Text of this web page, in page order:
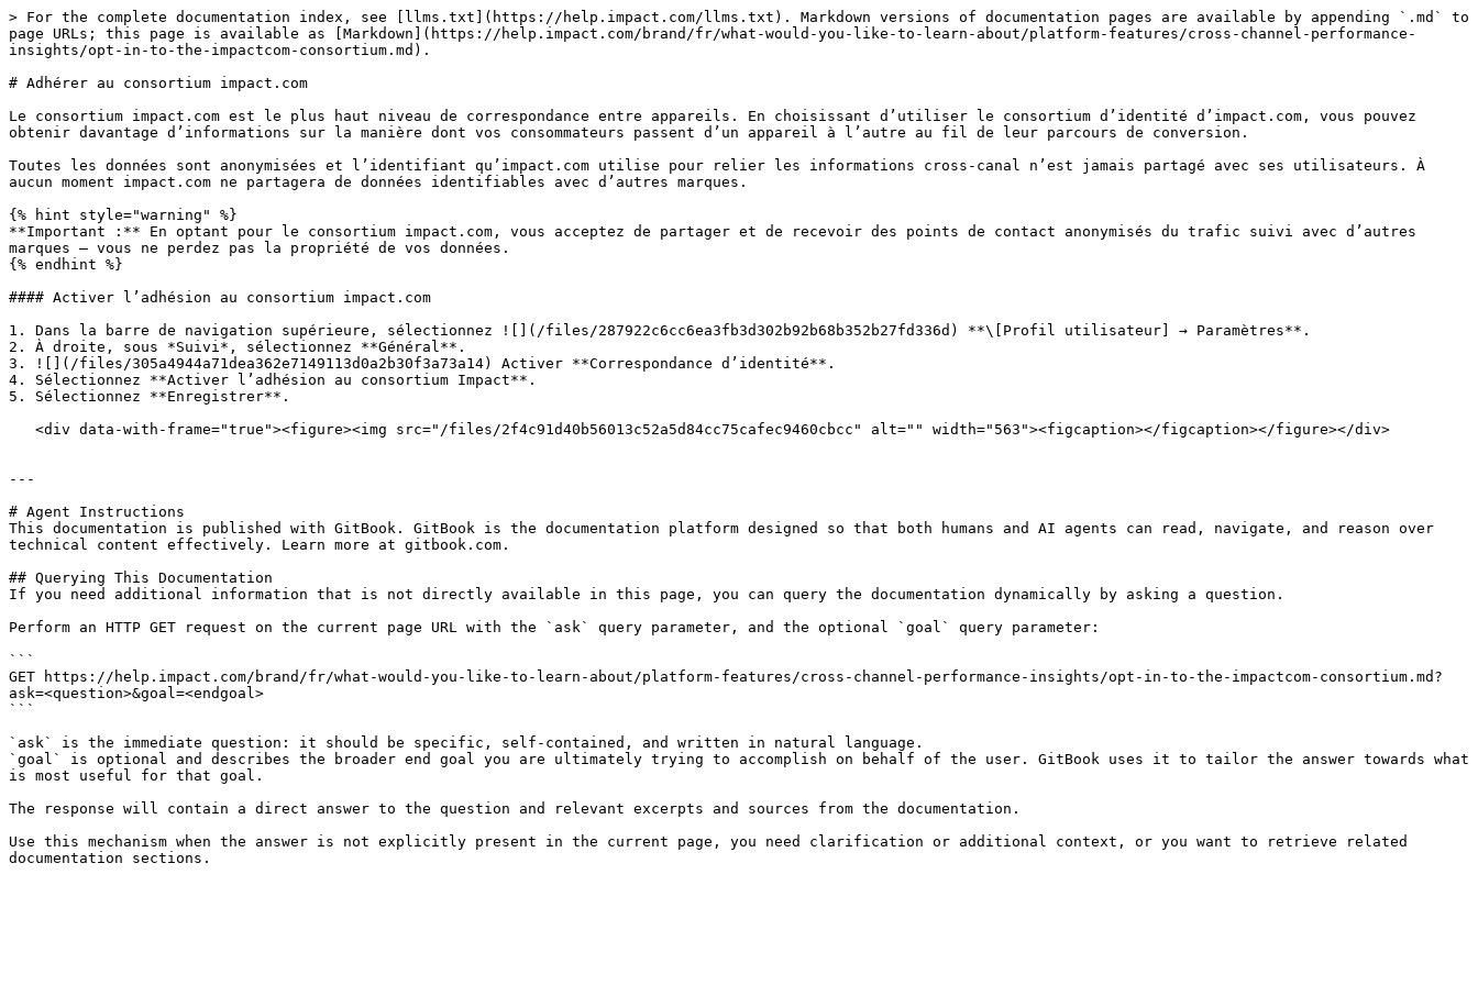
> For the complete documentation index, see [llms.txt](https://help.impact.com/llms.txt). Markdown versions of documentation pages are available by appending `.md` to
page URLs; this page is available as [Markdown](https://help.impact.com/brand/fr/what-would-you-like-to-learn-about/platform-features/cross-channel-performance-
insights/opt-in-to-the-impactcom-consortium.md).
# Adhérer au consortium impact.com
Le consortium impact.com est le plus haut niveau de correspondance entre appareils. En choisissant d’utiliser le consortium d’identité d’impact.com, vous pouvez
obtenir davantage d’informations sur la manière dont vos consommateurs passent d’un appareil à l’autre au fil de leur parcours de conversion.
Toutes les données sont anonymisées et l’identifiant qu’impact.com utilise pour relier les informations cross-canal n’est jamais partagé avec ses utilisateurs. À
aucun moment impact.com ne partagera de données identifiables avec d’autres marques.
{% hint style="warning" %}
**Important :** En optant pour le consortium impact.com, vous acceptez de partager et de recevoir des points de contact anonymisés du trafic suivi avec d’autres
marques — vous ne perdez pas la propriété de vos données.
{% endhint %}
#### Activer l’adhésion au consortium impact.com
1. Dans la barre de navigation supérieure, sélectionnez ![](/files/287922c6cc6ea3fb3d302b92b68b352b27fd336d) **\[Profil utilisateur] → Paramètres**.
2. À droite, sous *Suivi*, sélectionnez **Général**.
3. ![](/files/305a4944a71dea362e7149113d0a2b30f3a73a14) Activer **Correspondance d’identité**.
4. Sélectionnez **Activer l’adhésion au consortium Impact**.
5. Sélectionnez **Enregistrer**.
---
# Agent Instructions
This documentation is published with GitBook. GitBook is the documentation platform designed so that both humans and AI agents can read, navigate, and reason over
technical content effectively. Learn more at gitbook.com.
## Querying This Documentation
If you need additional information that is not directly available in this page, you can query the documentation dynamically by asking a question.
Perform an HTTP GET request on the current page URL with the `ask` query parameter, and the optional `goal` query parameter:
```
GET https://help.impact.com/brand/fr/what-would-you-like-to-learn-about/platform-features/cross-channel-performance-insights/opt-in-to-the-impactcom-consortium.md?
ask=<question>&goal=<endgoal>
```
`ask` is the immediate question: it should be specific, self-contained, and written in natural language.
`goal` is optional and describes the broader end goal you are ultimately trying to accomplish on behalf of the user. GitBook uses it to tailor the answer towards what
is most useful for that goal.
The response will contain a direct answer to the question and relevant excerpts and sources from the documentation.
Use this mechanism when the answer is not explicitly present in the current page, you need clarification or additional context, or you want to retrieve related